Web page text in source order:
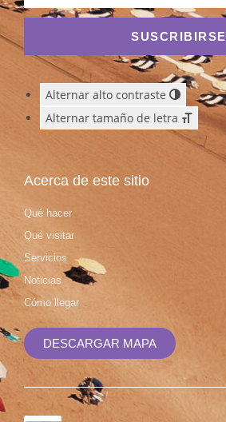
SUSCRIBIRSE
Alternar alto contraste
Alternar tamaño de letra
Acerca de este sitio
Qué hacer
Qué visitar
Servicios
Noticias
Cómo llegar
DESCARGAR MAPA